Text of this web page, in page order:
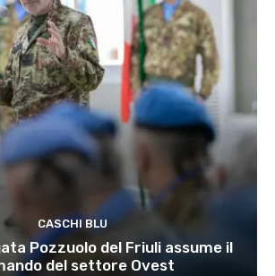
CASCHI BLU
Pozzuolo del Friuli assume il
del settore Ovest